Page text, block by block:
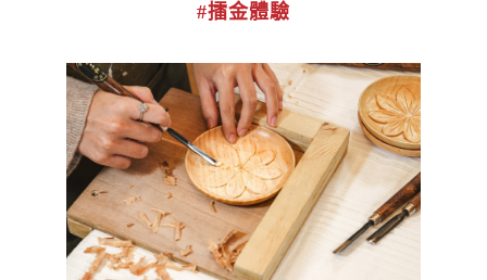
#擂金體驗